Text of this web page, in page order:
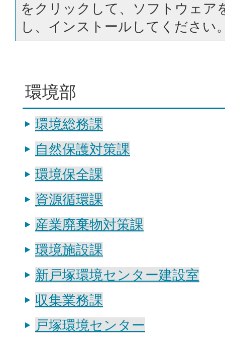
をクリックして、ソフトウェア
し、インストールしてください
環境部
環境総務課
自然保護対策課
環境保全課
資源循環課
産業廃棄物対策課
環境施設課
新戸塚環境センター建設室
収集業務課
戸塚環境センター